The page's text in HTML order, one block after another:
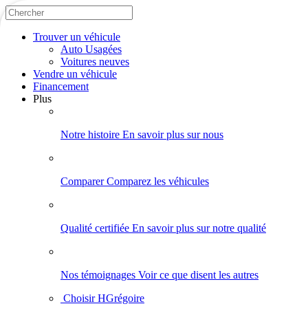
Trouverun véhicule
Auto Usagées
Voitures neuves
Vendre un véhicule
Financement
Plus
Notre histoire En savoir plus sur nous
ComparerComparez les véhicules
Qualité certifiée En savoir plus sur notre qualité
Nos témoignages Voir ce que disent les autres
Choisir HGrégoire